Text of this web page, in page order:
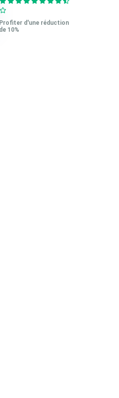
Profiter d'une réduction
de 10%